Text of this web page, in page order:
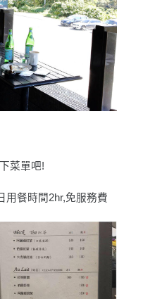
菜單吧!
用餐時間2hr,免服務費